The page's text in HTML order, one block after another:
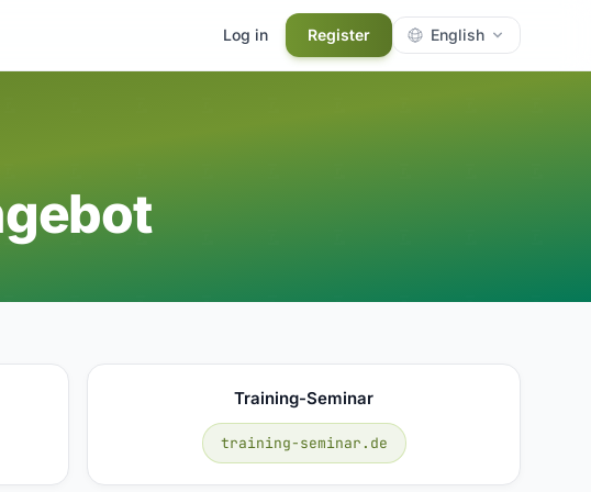
Log in Register English
Training-Seminar
training-seminar.de